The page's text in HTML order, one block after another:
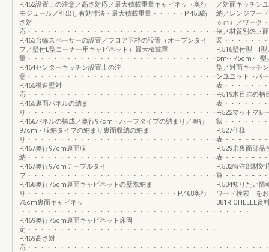
P.452設置上の注意／高さ対応／最大積載重量キャビネット奥行
モジュール／引出し有効寸法・最大積載重量・・・・・P.453高
さ対
応・・・・・・・・・・・・・・・・・・・・・・・・・・・・・・・・・・・・
P.463台輪スペーサーの設置／フロア下枠の設置（オープンタイ
プ／壁付L型コーナー用キャビネット）最大積載重
量・・・・・・・・・・・・・・・・・・・・・・・・・・・・・・・・・・・・
P.464センターキッチン設置上の注
意・・・・・・・・・・・・・・・・・・・・・・・・・・・・・・・・・・・・
P.465構造壁対
応・・・・・・・・・・・・・・・・・・・・・・・・・・・・・・・・・・・・
P.465裏面パネルの納ま
り・・・・・・・・・・・・・・・・・・・・・・・・・・・・・・・・・・・・
P.466パネルの構成／奥行97cm・ハーフタイプの納まり／奥行
97cm・収納タイプの納まり裏面収納の納ま
り・・・・・・・・・・・・・・・・・・・・・・・・・・・・・・・・・・・・
P.467奥行97cm裏面収
納・・・・・・・・・・・・・・・・・・・・・・・・・・・・・・・・・・・・
P.467奥行97cmテーブルタイ
プ・・・・・・・・・・・・・・・・・・・・・・・・・・・・・・・・・・・・
P.468奥行75cm裏面キャビネットの壁際納ま
り・・・・・・・・・・・・・・・・・・・・・・・P.468奥行
75cm裏面キャビネッ
ト・・・・・・・・・・・・・・・・・・・・・・・・・・・・・・・・・・
P.469奥行75cm裏面キャビネット床固
定・・・・・・・・・・・・・・・・・・・・・・・・・・・・・
P.469高さ対
応・・・・・・・・・・・・・・・・・・・・・・・・・・・・・・・・・・・・
／対面キッチン
納／レンジフー
ｃｍ）／ワーク
例／材質別の上
図・・・・・・
P.516壁付型 Ⅰ
cm・75cm Ⅰ型
型／対面キッチ
ンユニット パー
表・・・・・・
P.519木目扉の柄
表・・・・・・
P.522マットフレ
状・・・・・・
P.527仕様
表・・・・・・
P.529扉裏面部品
表・・・・・・
P.532特注部材対
覧・・・・・・
P.534知りたい情
ワード検索」を
381RICHELLE資